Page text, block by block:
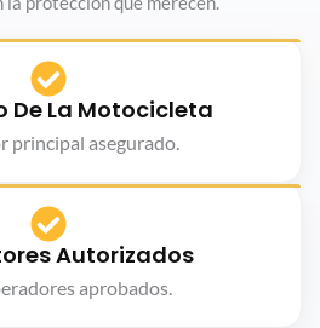
De La Motocicleta
principal asegurado.
Autorizados
aprobados.